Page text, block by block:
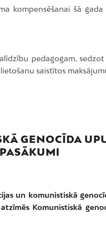
kompensēšanai šā
pedagogam,
saistītos
GENOCĪDA
un komunistiskā
Komunistiskā